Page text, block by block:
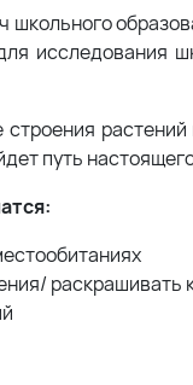
школьного
исследования
строения
путь
раскрашивать